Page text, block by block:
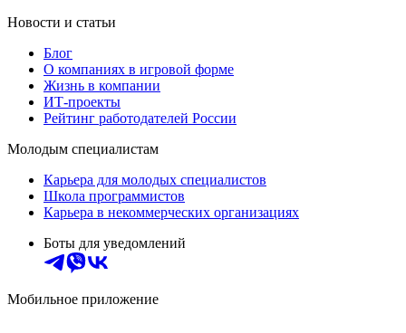
Новости и статьи
Блог
О компаниях в игровой форме
Жизнь в компании
ИТ-проекты
Рейтинг работодателей России
Молодым специалистам
Карьера для молодых специалистов
Школа программистов
Карьера в некоммерческих организациях
Боты для уведомлений
Мобильное приложение